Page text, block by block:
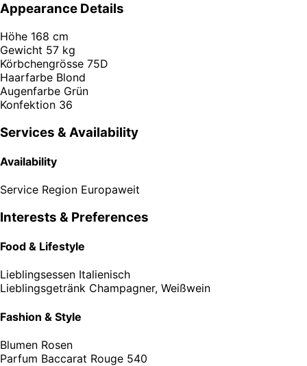
Appearance Details
Höhe 168 cm
Gewicht 57 kg
Körbchengrösse 75D
Haarfarbe Blond
Augenfarbe Grün
Konfektion 36
Services & Availability
Availability
Service Region Europaweit
Interests & Preferences
Food & Lifestyle
Lieblingsessen Italienisch
Lieblingsgetränk Champagner, Weißwein
Fashion & Style
Blumen Rosen
Parfum Baccarat Rouge 540